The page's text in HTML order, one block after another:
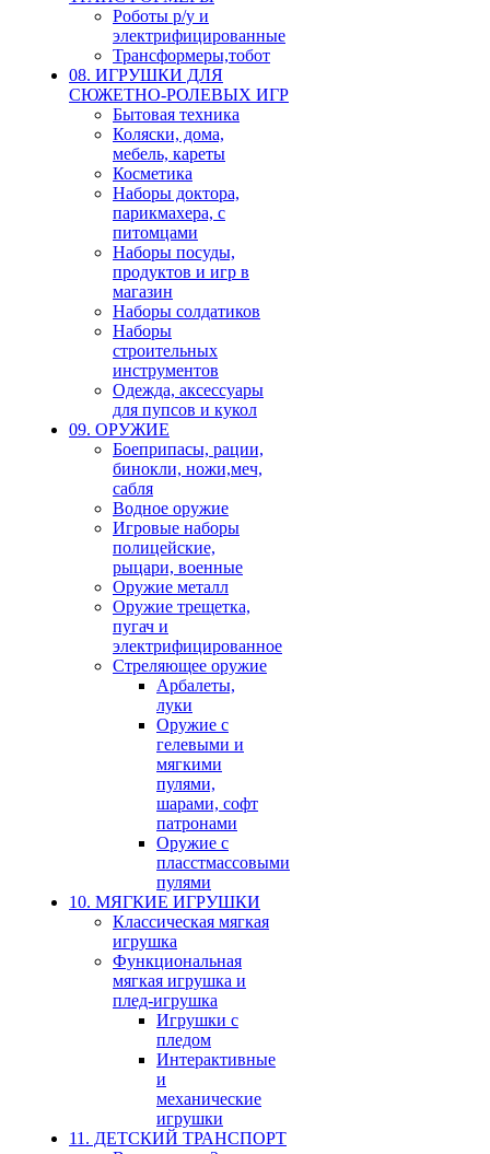
Роботы р/у и
электрифицированные
Трансформеры,тобот
08. ИГРУШКИ ДЛЯ
СЮЖЕТНО-РОЛЕВЫХ ИГР
Бытовая техника
Коляски, дома,
мебель, кареты
Косметика
Наборы доктора,
парикмахера, с
питомцами
Наборы посуды,
продуктов и игр в
магазин
Наборы солдатиков
Наборы
строительных
инструментов
Одежда, аксессуары
для пупсов и кукол
09. ОРУЖИЕ
Боеприпасы, рации,
бинокли, ножи,меч,
сабля
Водное оружие
Игровые наборы
полицейские,
рыцари, военные
Оружие металл
Оружие трещетка,
пугач и
электрифицированное
Стреляющее оружие
Арбалеты,
луки
Оружие с
гелевыми и
мягкими
пулями,
шарами, софт
патронами
Оружие с
пласстмассовыми
пулями
10. МЯГКИЕ ИГРУШКИ
Классическая мягкая
игрушка
Функциональная
мягкая игрушка и
плед-игрушка
Игрушки с
пледом
Интерактивные
и
механические
игрушки
11. ДЕТСКИЙ ТРАНСПОРТ